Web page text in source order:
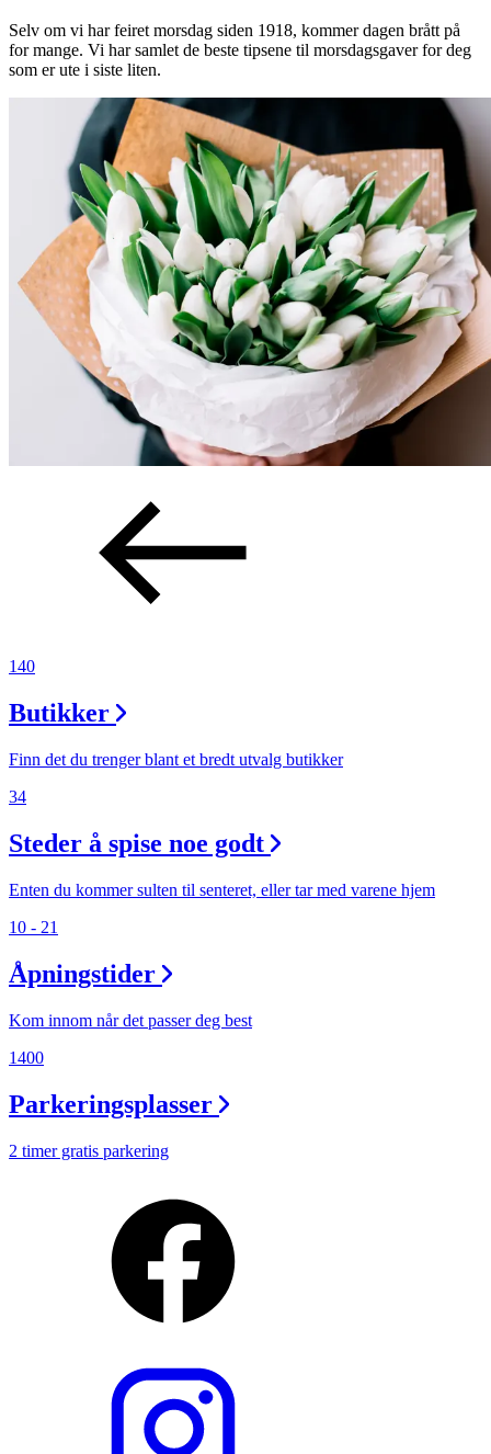
Selv om vi har feiret morsdag siden 1918, kommer dagen brått på
for mange. Vi har samlet de beste tipsene til morsdagsgaver for deg
som er ute i siste liten.
140
Butikker
Finn det du trenger blant et bredt utvalg butikker
34
Steder å spise noe godt
Enten du kommer sulten til senteret, eller tar med varene hjem
10 - 21
Åpningstider
Kom innom når det passer deg best
1400
Parkeringsplasser
2 timer gratis parkering